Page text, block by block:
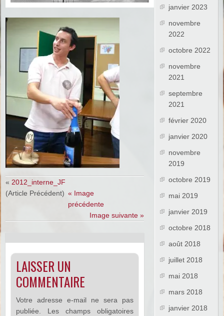
«2012_interne_JF
(Article Précédent) « Image
précédente
Image suivante »
LAISSER UN
COMMENTAIRE
Votre adresse e-mail ne sera pas
publiée.
Les champs obligatoires
janvier 2023
novembre
2022
octobre 2022
novembre
2021
septembre
2021
février 2020
janvier 2020
novembre
2019
octobre 2019
mai 2019
janvier 2019
octobre 2018
août 2018
juillet 2018
mai 2018
mars 2018
janvier 2018